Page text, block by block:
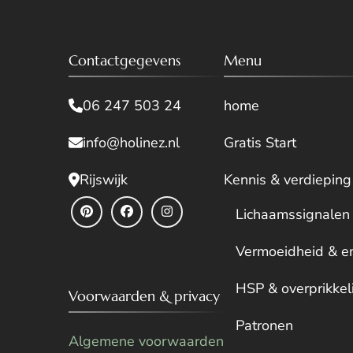
Contactgegevens
06 247 503 24
info@holinez.nl
Rijswijk
Voorwaarden & privacy
Algemene voorwaarden
Menu
home
Gratis Start
Kennis & verdieping
Lichaamssignalen
Vermoeidheid &
HSP &
Patronen